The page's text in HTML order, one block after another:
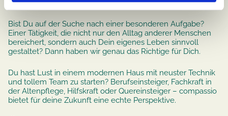
Bist Du auf der Suche nach einer besonderen Aufgabe?
Einer Tätigkeit, die nicht nur den Alltag anderer Menschen
bereichert, sondern auch Dein eigenes Leben sinnvoll
gestaltet? Dann haben wir genau das Richtige für Dich.
Du hast Lust in einem modernen Haus mit neuster Technik
und tollem Team zu starten? Berufseinsteiger, Fachkraft in
der Altenpflege, Hilfskraft oder Quereinsteiger – compassio
bietet für deine Zukunft eine echte Perspektive.